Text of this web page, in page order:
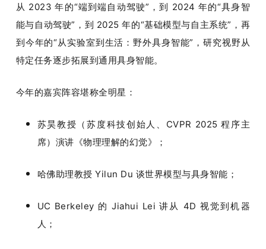
从 2023 年的“端到端自动驾驶”，到 2024 年的“具身智
能与自动驾驶”，到 2025 年的“基础模型与自主系统”，再
到今年的“从实验室到生活：野外具身智能”，研究视野从
特定任务逐步拓展到通用具身智能。
今年的嘉宾阵容堪称全明星：
苏昊教授（苏度科技创始人、CVPR 2025 程序主
席）演讲《物理理解的幻觉》；
哈佛助理教授 Yilun Du 谈世界模型与具身智能；
UC Berkeley 的 Jiahui Lei 讲从 4D 视觉到机器
人；